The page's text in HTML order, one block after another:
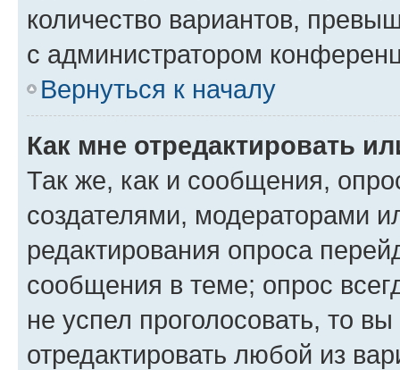
количество вариантов,
с администратором
Вернуться к началу
Как мне отредактировать
Так же, как и сообщения,
создателями, модераторами
редактирования опроса
сообщения в теме; опрос
не успел проголосовать, то
отредактировать любой из